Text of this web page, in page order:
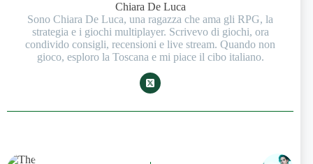
Chiara De Luca
Sono Chiara De Luca, una ragazza che ama gli RPG, la
strategia e i giochi multiplayer. Scrivevo di giochi, ora
condivido consigli, recensioni e live stream. Quando non
gioco, esploro la Toscana e mi piace il cibo italiano.